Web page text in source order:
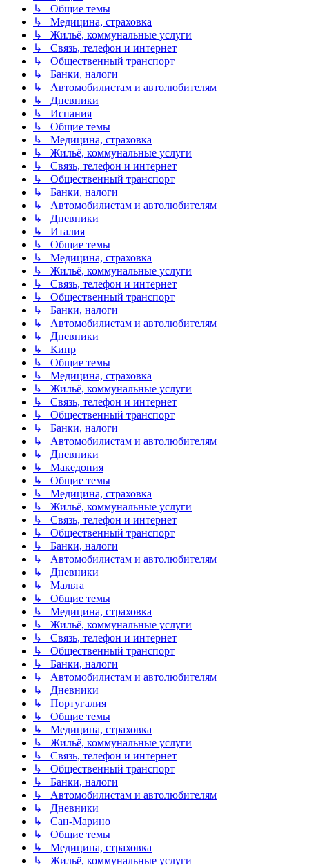
↳ Общие темы
↳ Медицина, страховка
↳ Жильё, коммунальные услуги
↳ Связь, телефон и интернет
↳ Общественный транспорт
↳ Банки, налоги
↳ Автомобилистам и автолюбителям
↳ Дневники
↳ Испания
↳ Общие темы
↳ Медицина, страховка
↳ Жильё, коммунальные услуги
↳ Связь, телефон и интернет
↳ Общественный транспорт
↳ Банки, налоги
↳ Автомобилистам и автолюбителям
↳ Дневники
↳ Италия
↳ Общие темы
↳ Медицина, страховка
↳ Жильё, коммунальные услуги
↳ Связь, телефон и интернет
↳ Общественный транспорт
↳ Банки, налоги
↳ Автомобилистам и автолюбителям
↳ Дневники
↳ Кипр
↳ Общие темы
↳ Медицина, страховка
↳ Жильё, коммунальные услуги
↳ Связь, телефон и интернет
↳ Общественный транспорт
↳ Банки, налоги
↳ Автомобилистам и автолюбителям
↳ Дневники
↳ Македония
↳ Общие темы
↳ Медицина, страховка
↳ Жильё, коммунальные услуги
↳ Связь, телефон и интернет
↳ Общественный транспорт
↳ Банки, налоги
↳ Автомобилистам и автолюбителям
↳ Дневники
↳ Мальта
↳ Общие темы
↳ Медицина, страховка
↳ Жильё, коммунальные услуги
↳ Связь, телефон и интернет
↳ Общественный транспорт
↳ Банки, налоги
↳ Автомобилистам и автолюбителям
↳ Дневники
↳ Португалия
↳ Общие темы
↳ Медицина, страховка
↳ Жильё, коммунальные услуги
↳ Связь, телефон и интернет
↳ Общественный транспорт
↳ Банки, налоги
↳ Автомобилистам и автолюбителям
↳ Дневники
↳ Сан-Марино
↳ Общие темы
↳ Медицина, страховка
↳ Жильё, коммунальные услуги